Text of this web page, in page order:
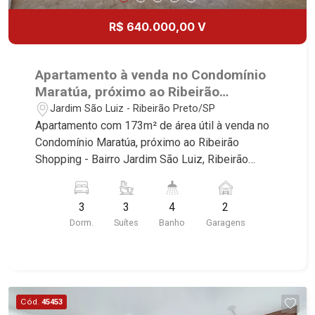
R$ 640.000,00 V
Apartamento à venda no Condomínio
Maratúa, próximo ao Ribeirão
Shopping - Ribeirão Preto/SP.
Jardim São Luiz - Ribeirão Preto/SP
Apartamento com 173m² de área útil à venda no
Condomínio Maratúa, próximo ao Ribeirão
Shopping - Bairro Jardim São Luiz, Ribeirão
imóvel que a Martinelli Imobiliária selecionou
para você: - 173m² de área útil - 3 suítes com
armários - Sala 2 ambientes - Cozinha e área de
no mercado imobiliário de Ribeirão Preto.
Referência em imóveis de alto padrão, somos
3
Dorm.
3
Suítes
4
Banho
2
Garagens
Cód. 45453